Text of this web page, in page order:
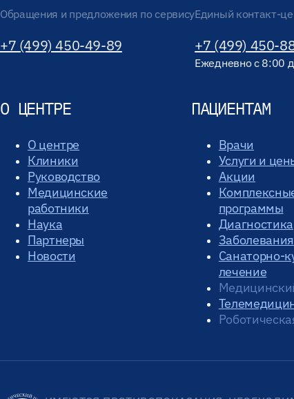
Обращения и предложения по сервису
+7 (499) 450-49-89
Единый контакт-
+7 (499) 450-
Ежедневно с 8:00
О ЦЕНТРЕ
О центре
Клиники
Руководство
Медицинские
работники
Наука
Партнеры
Новости
ПАЦИЕНТАМ
Врачи
Услуги и
Акции
программы
Диагностика
Заболевания
Санаторно-
лечение